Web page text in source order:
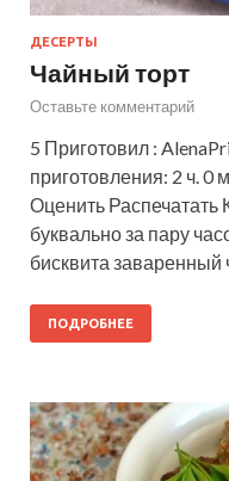
ДЕСЕРТЫ
Чайный торт
Оставьте комментарий
5 Приготовил :
приготовления: 2 ч. 0
Оценить Распечатать
буквально за пару
бисквита заваренный
ПОДРОБНЕЕ